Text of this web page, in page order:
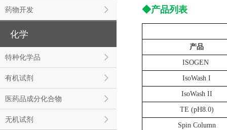
药物开发
化学
特种化学品
有机试剂
医药品成分化合物
无机试剂
◆产品列表
产品
ISOGEN
IsoWash I
IsoWash II
TE (pH8.0)
Spin Column